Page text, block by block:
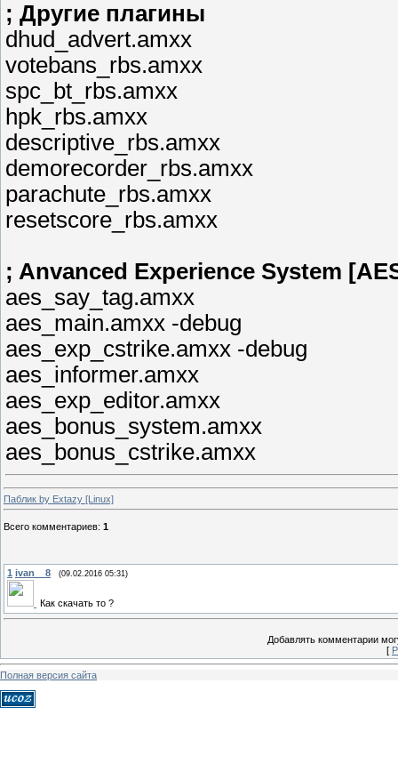
; Другие плагины
dhud_advert.amxx
votebans_rbs.amxx
spc_bt_rbs.amxx
hpk_rbs.amxx
descriptive_rbs.amxx
demorecorder_rbs.amxx
parachute_rbs.amxx
resetscore_rbs.amxx
; Anvanced Experience System
aes_say_tag.amxx
aes_main.amxx -debug
aes_exp_cstrike.amxx -debug
aes_informer.amxx
aes_exp_editor.amxx
aes_bonus_system.amxx
aes_bonus_cstrike.amxx
Паблик by Extazy [Linux]
Всего комментариев: 1
1 ivan__8 (09.02.2016 05:31)
Как скачать то ?
Добавлять комментарии
[
Полная версия сайта